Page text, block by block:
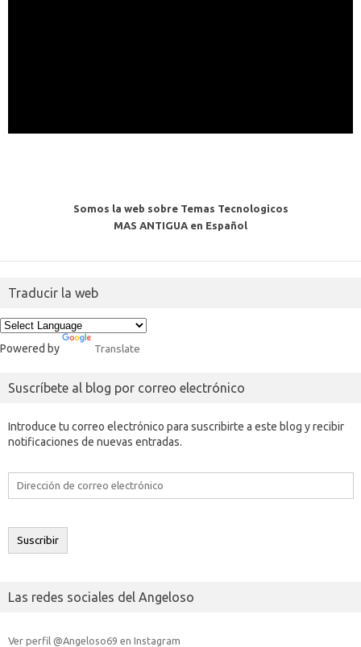
Somos la web sobre Temas Tecnologicos
MAS ANTIGUA en Español
Traducir la web
Powered by Translate
Suscríbete al blog por correo electrónico
Introduce tu correo electrónico para suscribirte a este blog y recibir
notificaciones de nuevas entradas.
Dirección
electrónico
Suscribir
Las redes sociales del Angeloso
Ver perfil @Angeloso69 en Instagram